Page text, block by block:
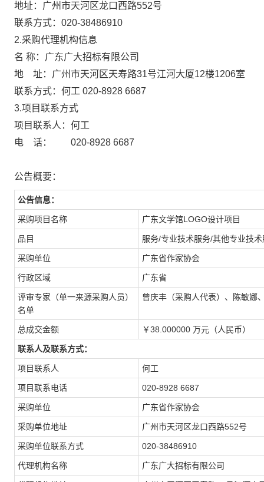
地址：广州市天河区龙口西路552号
联系方式：020-38486910
2.采购代理机构信息
名 称：广东广大招标有限公司
地 址：广州市天河区天寿路31号江河
联系方式：何工 020-8928 6687
3.项目联系方式
项目联系人：何工
电 话： 020-8928 6687
公告概要：
公告信息：
采购项目名称 广东文学馆LOGO设计项目
品目 服务/专业技术服务/其他专业技术
采购单位 广东省作家协会
行政区域 广东省
评审专家（单一来源采购人员）
名单
曾庆丰（采购人代表）、陈敏娜
总成交金额 ￥38.000000 万元（人民币）
联系人及联系方式：
项目联系人 何工
项目联系电话 020-8928 6687
采购单位 广东省作家协会
采购单位地址 广州市天河区龙口西路552号
采购单位联系方式 020-38486910
代理机构名称 广东广大招标有限公司